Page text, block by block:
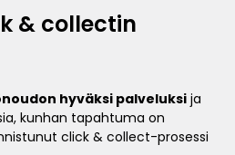
& collectin
hyväksi palveluksi ja
kunhan tapahtuma on
click & collect-prosessi